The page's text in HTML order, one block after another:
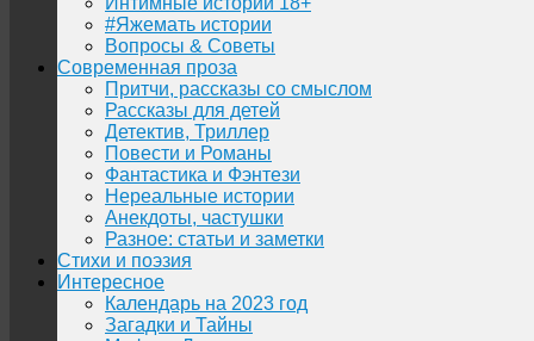
#Яжемать истории
Вопросы & Советы
Современная проза
Притчи, рассказы со смыслом
Рассказы для детей
Детектив, Триллер
Повести и Романы
Фантастика и Фэнтези
Нереальные истории
Анекдоты, частушки
Разное: статьи и заметки
Стихи и поэзия
Интересное
Календарь на 2023 год
Загадки и Тайны